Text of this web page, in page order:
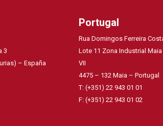
3
– España
Portugal
Rua Domingos Ferreira
Lote 11 Zona Industrial
VII
4475 – 132 Maia – Portugal
T: (+351) 22 943 01 01
F: (+351) 22 943 01 02